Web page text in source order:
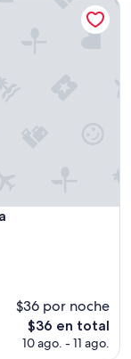
$36 por noche
El
precio
$36 en total
10 ago. - 11 ago.